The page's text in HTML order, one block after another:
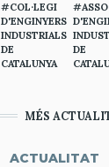
COL·LEGI
D'ENGINYERS
INDUSTRIALS
DE
CATALUNYA
DE
MÉS
ACTUALITAT